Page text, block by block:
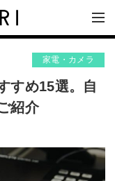
家電・カメラ
すめ15選。自
紹介